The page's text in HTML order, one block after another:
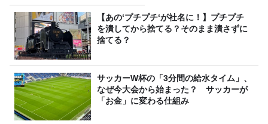
【あの‘プチプチ‘が社名に！】プチプチ
を潰してから捨てる？そのまま潰さずに
捨てる？
サッカーW杯の「3分間の給水タイム」、
なぜ今大会から始まった？ サッカーが
「お金」に変わる仕組み